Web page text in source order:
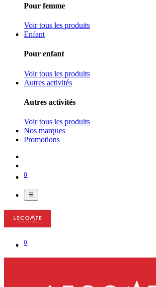
Pour femme
Voir tous les produits
Enfant
Pour enfant
Voir tous les produits
Autres activités
Autres activités
Voir tous les produits
Nos marques
Promotions
0
0